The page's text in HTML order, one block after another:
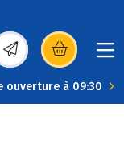
dans une
ouverture à 09:30